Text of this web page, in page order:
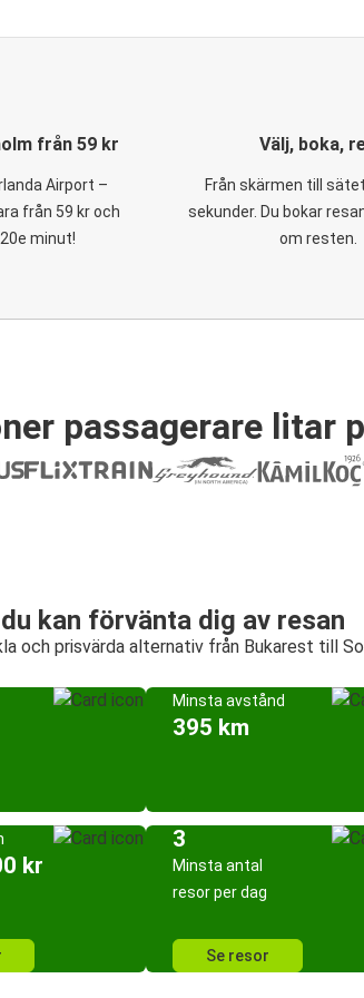
från 59 kr
Airport –
från 59 kr och
minut!
Välj, boka,
Från skärmen till
sekunder. Du bokar
om resten.
passagerare litar
kan förvänta dig av resan
och prisvärda alternativ från Bukarest till
Minsta avstånd
395 km
kr
3
Minsta antal
resor per dag
Se resor